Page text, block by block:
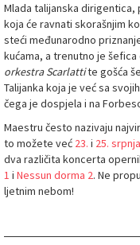
Mlada talijanska
koja će ravnati skorašnjim
steći međunarodno
kućama, a trenutno je
orkestra Scarlattite gošća
Talijanka koja je već sa
čega je dospjela i na
Maestru često nazivaju
to možete već 23. i 25. srpnja
dva različita koncerta
1 i Nessun dorma 2. Ne
ljetnim nebom!